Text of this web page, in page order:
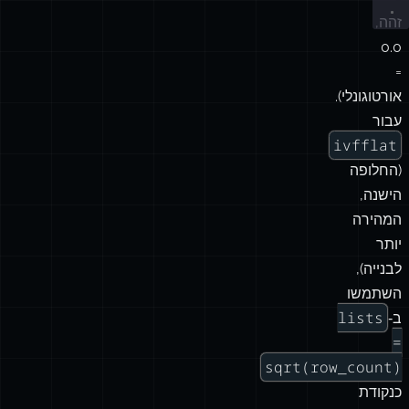
זהה,
0.0
=
אורטוגונלי).
עבור
ivfflat
(החלופה
הישנה,
המהירה
יותר
לבנייה),
השתמשו
ב‑ lists
=
sqrt(row_count)
כנקודת